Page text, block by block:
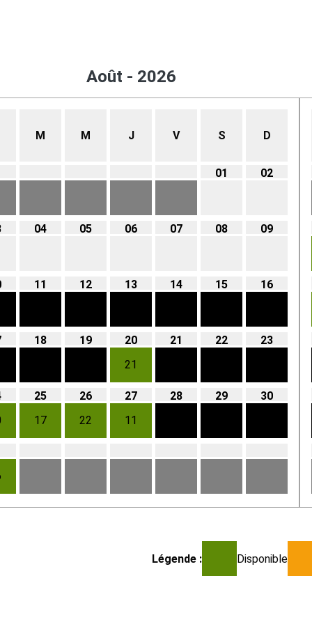
Août - 2026
M M J V S D
01 02
04 05 06 07 08 09
11 12 13 14 15 16
18 19
20
21
21 22 23
25
17
26
22
27
11
28 29 30
Légende : Disponible